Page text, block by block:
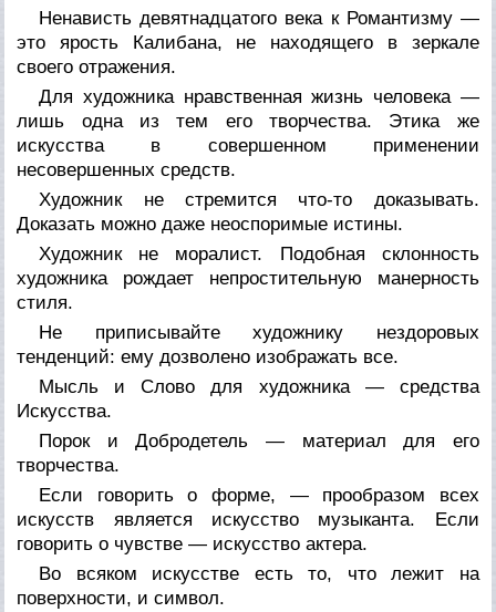
Ненависть девятнадцатого века к Романтизму —
это ярость Калибана, не находящего в зеркале
своего отражения.
Для художника нравственная жизнь человека —
лишь одна из тем его творчества. Этика же
искусства в совершенном применении
несовершенных средств.
Художник не стремится что-то доказывать.
Доказать можно даже неоспоримые истины.
Художник не моралист. Подобная склонность
художника рождает непростительную манерность
стиля.
Не приписывайте художнику нездоровых
тенденций: ему дозволено изображать все.
Мысль и Слово для художника — средства
Искусства.
Порок и Добродетель — материал для его
творчества.
Если говорить о форме, — прообразом всех
искусств является искусство музыканта. Если
говорить о чувстве — искусство актера.
Во всяком искусстве есть то, что лежит на
поверхности, и символ.